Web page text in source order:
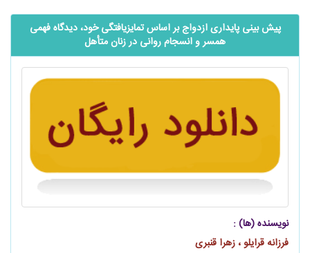
پیش بینی پایداری ازدواج بر اساس تمایزیافتگی خود، دیدگاه فهمی
همسر و انسجام روانی در زنان متأهل
نویسنده (ها) :
فرزانه قرایلو ، زهرا قنبری